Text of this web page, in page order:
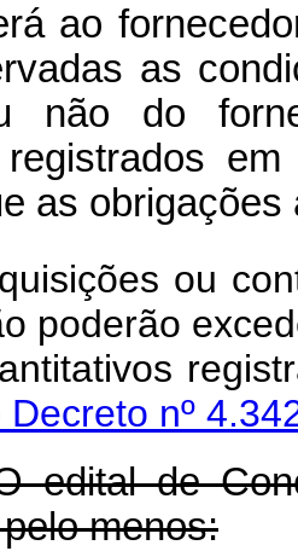
ao
as
não do
registrados
as
ou
poderão
nº
de
menos: